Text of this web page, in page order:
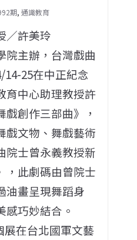
期, 通識教育
／許美玲
院主辦，台灣戲曲
25在中正紀念
育中心助理教授許
創作三部曲》，
戲文物、舞戲藝術
院士曾永義教授新
，此劇碼由曾院士
油畫呈現舞蹈身
感巧妙結合。
展在台北國軍文藝